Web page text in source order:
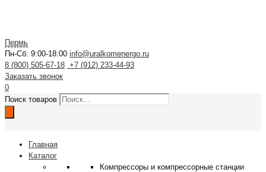
Пермь
Пн-Сб: 9:00-18:00 info@uralkomenergo.ru
8 (800) 505-67-18 +7 (912) 233-44-93
Заказать звонок
0
Поиск товаров
Главная
Каталог
Компрессоры и компрессорные станции